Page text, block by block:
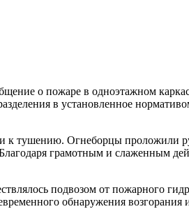
о пожаре в одноэтажном
в установленное
к тушению. Огнеборцы проложили
грамотным и слаженным
подвозом от пожарного
обнаружения